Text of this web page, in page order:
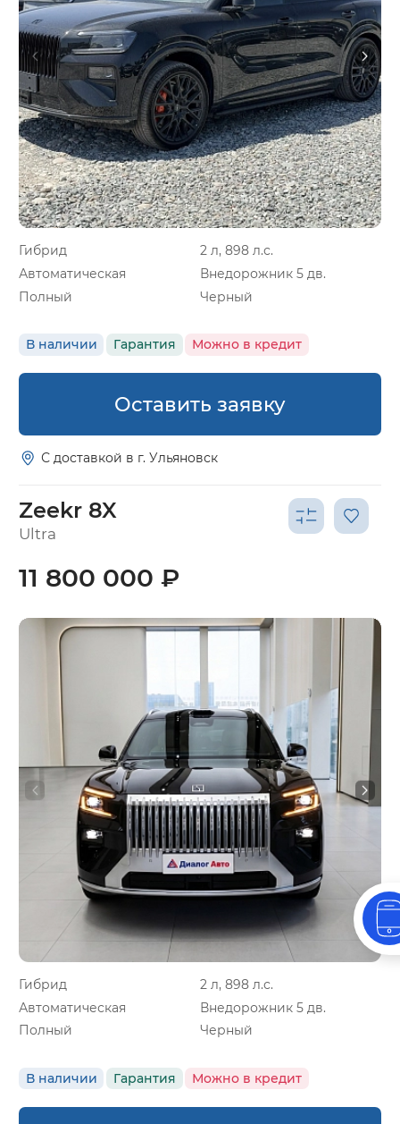
Гибрид
2 л, 898 л.с.
Автоматическая
Внедорожник 5 дв.
Полный
Черный
В наличии Гарантия Можно в кредит
Оставить заявку
С доставкой в г. Ульяновск
Zeekr 8X
Ultra
Гибрид
2 л, 898 л.с.
Автоматическая
Внедорожник 5 дв.
Полный
Черный
В наличии Гарантия Можно в кредит
11 800 000 ₽